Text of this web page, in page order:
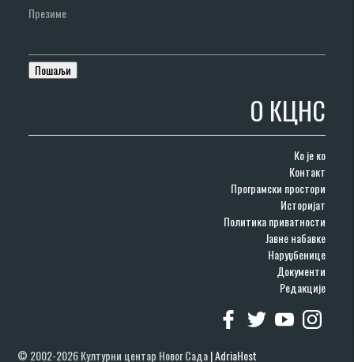
Презиме
О КЦНС
Ко је ко
Контакт
Програмски простори
Историјат
Политика приватности
Јавне набавке
Наруџбенице
Документи
Редакције
© 2002-2026 Културни центар Новог Сада|AdriaHost